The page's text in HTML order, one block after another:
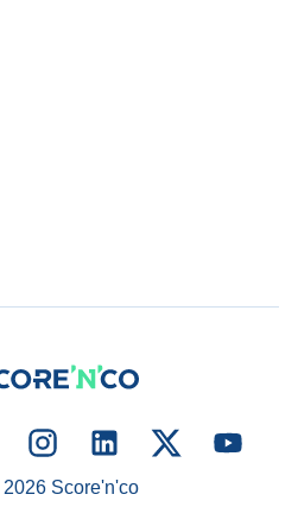
2026Score'n'co